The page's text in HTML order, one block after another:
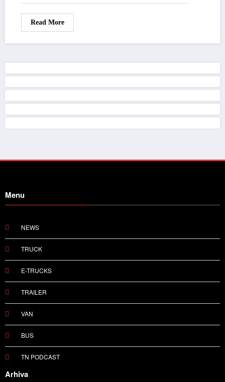
Read More
Menu
NEWS
TRUCK
E-TRUCKS
TRAILER
VAN
BUS
TN PODCAST
Arhiva